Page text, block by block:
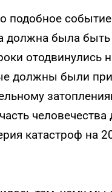
подобное
должна была
отодвинулись
должны были
катастроф на